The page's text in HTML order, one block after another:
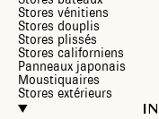
Stores vénitiens
Stores douplis
Stores plissés
Stores californiens
Panneaux japonais
Moustiquaires
Stores extérieurs